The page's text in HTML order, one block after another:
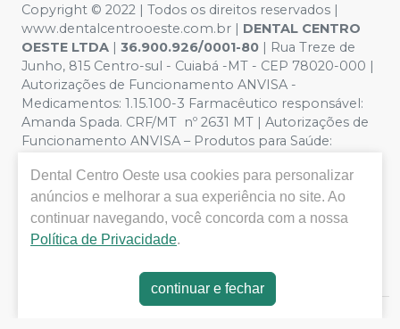
Copyright © 2022 | Todos os direitos reservados |
www.dentalcentrooeste.com.br | DENTAL CENTRO
OESTE LTDA | 36.900.926/0001-80 | Rua Treze de
Junho, 815 Centro-sul - Cuiabá -MT - CEP 78020-000 |
Autorizações de Funcionamento ANVISA -
Medicamentos: 1.15.100-3 Farmacêutico responsável:
Amanda Spada. CRF/MT nº 2631 MT | Autorizações de
Funcionamento ANVISA – Produtos para Saúde:
Segurança - Fotos meramente ilustrativas - Os preços e
condições da loja virtual estão sujeitos a alterações. Em
caso de divergência de preços no site, o valor válido é o
do Carrinho de Compra. Não vendemos por atacado,
compras de grandes volumes pelo site.
Dental Centro Oeste usa cookies para personalizar
anúncios e melhorar a sua experiência no site. Ao
continuar navegando, você concorda com a nossa
Política de Privacidade.
continuar e fechar